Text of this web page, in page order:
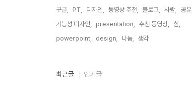
구글,
PT, 디자인, 동영상 추천, 블로그, 사람,
공유,
기능성 디자인,
presentation, 추천 동영상,
힘,
powerpoint,
design, 나눔, 생각,
최
최근글 인기글